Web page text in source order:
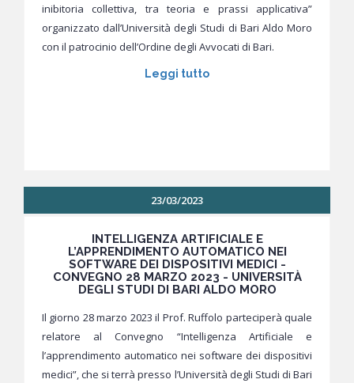
inibitoria collettiva, tra teoria e prassi applicativa”
organizzato dall’Università degli Studi di Bari Aldo Moro
con il patrocinio dell’Ordine degli Avvocati di Bari.
Leggi tutto
23/03/2023
INTELLIGENZA ARTIFICIALE E
L’APPRENDIMENTO AUTOMATICO NEI
SOFTWARE DEI DISPOSITIVI MEDICI -
CONVEGNO 28 MARZO 2023 - UNIVERSITÀ
DEGLI STUDI DI BARI ALDO MORO
Il giorno 28 marzo 2023 il Prof. Ruffolo parteciperà quale
relatore al Convegno “Intelligenza Artificiale e
l’apprendimento automatico nei software dei dispositivi
medici”, che si terrà presso l’Università degli Studi di Bari